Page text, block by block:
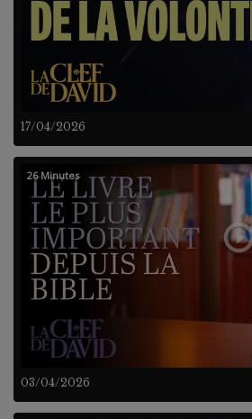
17/04/2026
03/04/2026
26 Minutes